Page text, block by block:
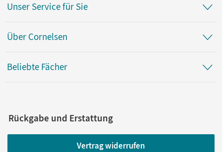
Unser Service für Sie
Über Cornelsen
Beliebte Fächer
Rückgabe und Erstattung
Vertrag widerrufen